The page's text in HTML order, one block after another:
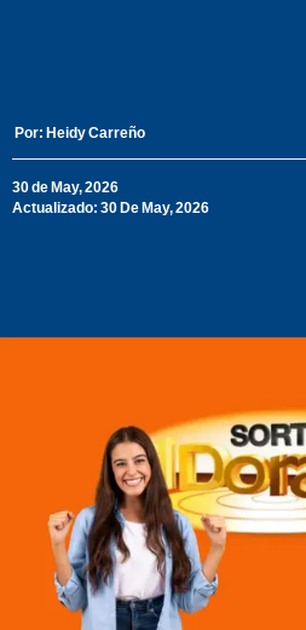
Por: Heidy Carreño
30 de May, 2026
Actualizado: 30 De May, 2026